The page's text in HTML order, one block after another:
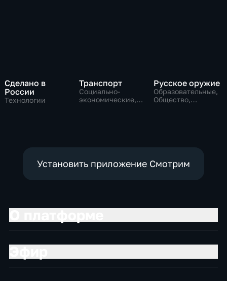
Сделано в
России
Технологии
Транспорт
Социально-
экономические,
Русское оружие
Образовательные,
Общество,
Установить приложение Смотрим